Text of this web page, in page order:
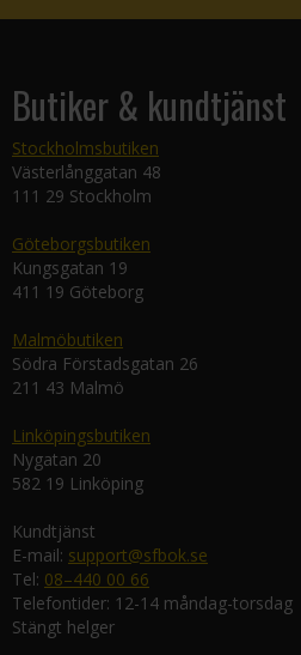
Butiker & kundtjänst
Stockholmsbutiken
Västerlånggatan 48
111 29 Stockholm
Göteborgsbutiken
Kungsgatan 19
411 19 Göteborg
Malmöbutiken
Södra Förstadsgatan 26
211 43 Malmö
Linköpingsbutiken
Nygatan 20
582 19 Linköping
Kundtjänst
E-mail: support@sfbok.se
Tel: 08–440 00 66
Telefontider: 12-14 måndag-torsdag
Stängt helger